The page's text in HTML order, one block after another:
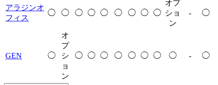
アラジンオ
フィス
◯ ◯ ◯ ◯ ◯ ◯ ◯ ◯ ◯
オプ
ショ
ン
- ◯
GEN ◯
オ
プ
シ
ョ
ン
◯ ◯ ◯ ◯ ◯ ◯ ◯ ◯ - ◯